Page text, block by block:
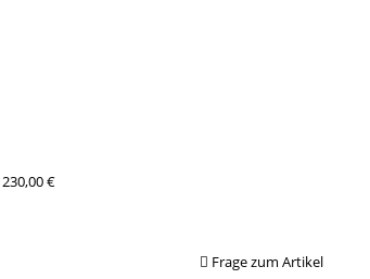
230,00 €
Frage zum Artikel